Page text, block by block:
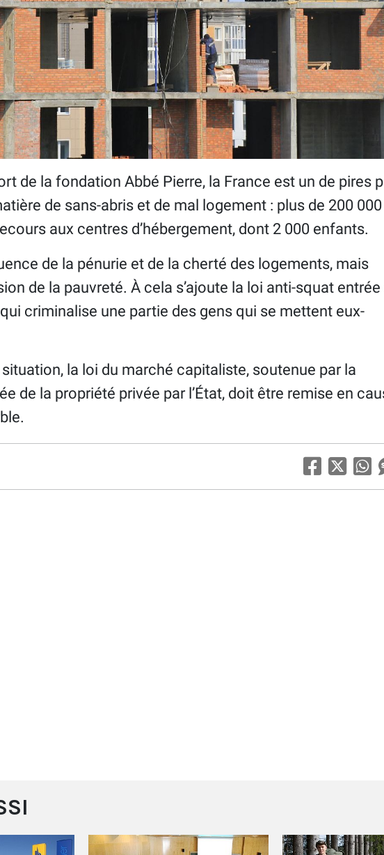
de la fondation Abbé Pierre, la France est un de pires
de sans-abris et de mal logement : plus de 200 000
aux centres d’hébergement, dont 2 000 enfants.
de la pénurie et de la cherté des logements, mais
de la pauvreté. À cela s’ajoute la loi anti-squat entrée
criminalise une partie des gens qui se mettent eux-
la loi du marché capitaliste, soutenue par la
de la propriété privée par l’État, doit être remise en